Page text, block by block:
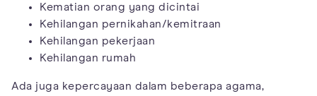
Kematian orang yang dicintai
Kehilangan pernikahan/kemitraan
Kehilangan pekerjaan
Kehilangan rumah
Ada juga kepercayaan dalam beberapa agama,